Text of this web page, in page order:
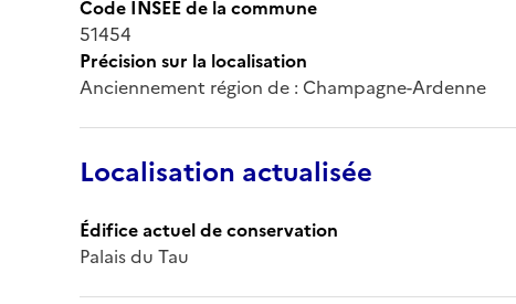
Code INSEE de la commune
51454
Précision sur la localisation
Anciennement région de : Champagne-Ardenne
Localisation actualisée
Édifice actuel de conservation
Palais du Tau